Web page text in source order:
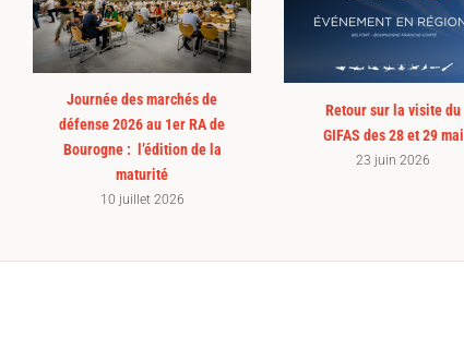
Journée des marchés de
défense 2026 au 1er RA de
Bourogne : l’édition de la
maturité
10 juillet 2026
Retour sur la visite du
GIFAS des 28 et 29 mai
23 juin 2026